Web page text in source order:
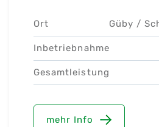
Ort Güby /
Inbetriebnahme
Gesamtleistung
mehr Info